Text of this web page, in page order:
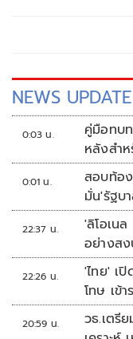
NEWS UPDATE
0:03 น.
คู่มือทบ
หลังสำ
0:01 น.
สอบท้อ
มั่น'รัฐบ
22:37 น.
'ลิโอเน
อย่างส
22:26 น.
'ไทย' เ
โทษ เข้
20:59 น.
วธ.เตรี